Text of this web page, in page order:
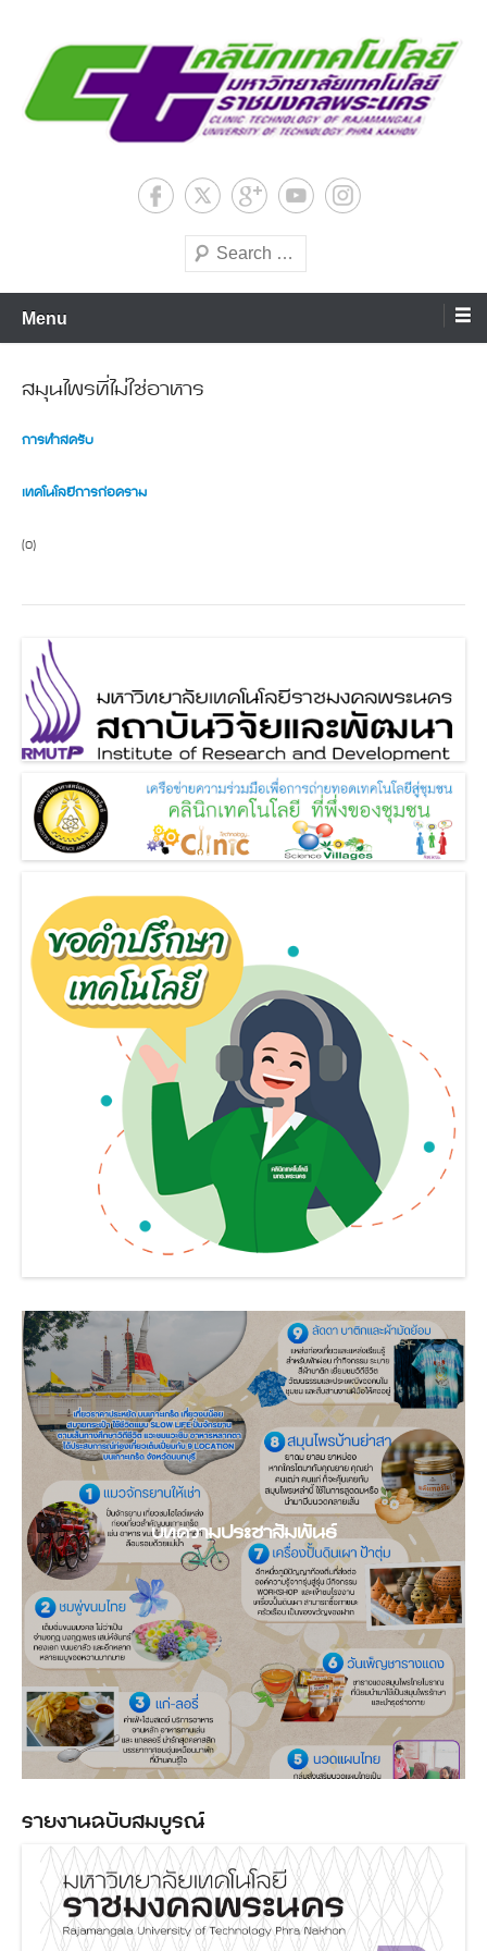
content
ศูนย์คลินิกเทคโนโลยีสถาบันวิจัย
และพัฒนา มหาวิทยาลัย
เทคโนโลยีราชมงคลพระนคร
Search
Menu
สมุนไพรที่ไม่ใช่อาหาร
การทำสครับ
เทคโนโลยีการก่อคราม
(0)
บทความประชาสัมพันธ์
รายงานฉบับสมบูรณ์